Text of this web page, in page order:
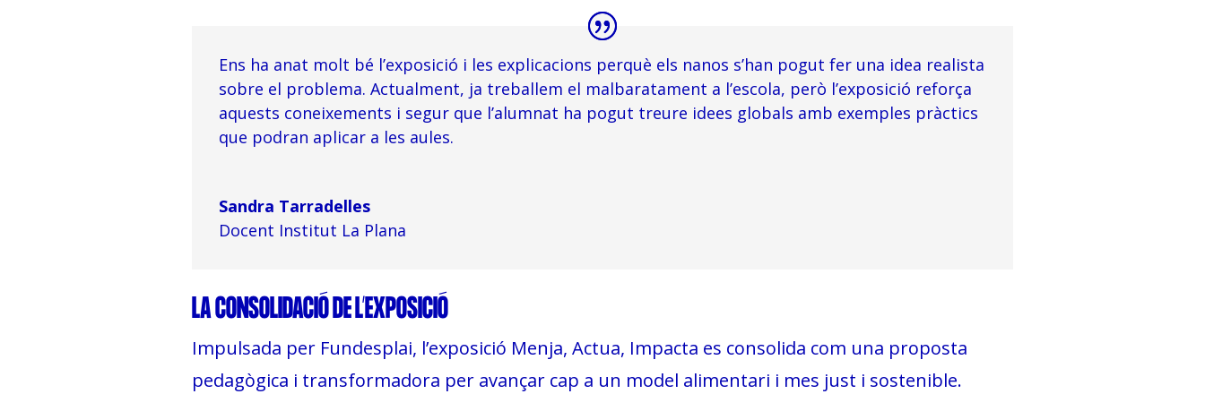
Ens ha anat molt bé l’exposició i les explicacions perquè els nanos s’han pogut fer una idea realista
sobre el problema. Actualment, ja treballem el malbaratament a l’escola, però l’exposició reforça
aquests coneixements i segur que l’alumnat ha pogut treure idees globals amb exemples pràctics
que podran aplicar a les aules.
Sandra Tarradelles
Docent Institut La Plana
LA CONSOLIDACIÓ DE L’EXPOSICIÓ
Impulsada per Fundesplai, l’exposició Menja, Actua, Impacta es consolida com una proposta
pedagògica i transformadora per avançar cap a un model alimentari i mes just i sostenible.